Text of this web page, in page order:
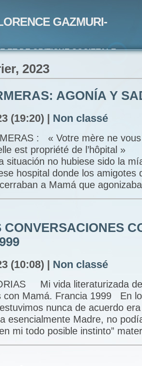
GAZMURI-
ET DE CRITIQUE SOCIETALE-
2023
AGONÍA Y
(19:20) | Non classé
: « Votre mère ne vous
est propriété de l’hôpital »
no hubiese sido la
hospital donde los amigotes
a Mamá que
CONVERSACIONES
(10:08) | Non classé
Mi vida literaturizada de
con Mamá. Francia 1999 En
nunca de acuerdo era
esencialmente Madre, no
mi todo posible instinto”